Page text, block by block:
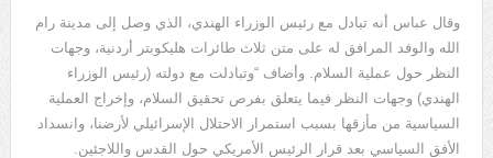
وقال عباس أنه تبادل مع رئيس الوزراء الهندي، الذي وصل إلى مدينة رام
الله والوفد المرافق له على متن ثلاث طائرات هليكوبتر أردنية، وجهات
النظر حول عملية السلام. وأضاف “وتبادلت مع دولته (رئيس الوزراء
الهندي) وجهات النظر فيما يتعلق بفرص تحقيق السلام، وإخراج العملية
السياسية من مأزقها بسبب استمرار الاحتلال الإسرائيلي لأرضنا، وانسداد
الأفق السياسي بعد قرار الرئيس الأمريكي حول القدس واللاجئين.